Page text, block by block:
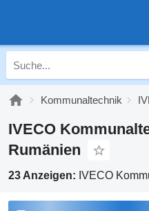
Kommunaltechnik
IVECO
Rumänien
23 Anzeigen: IVECO